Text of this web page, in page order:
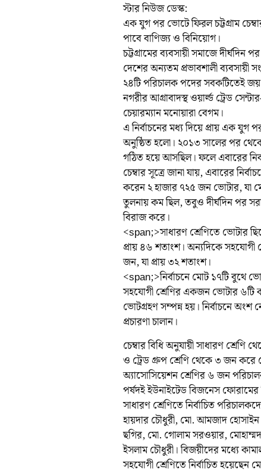
স্টার নিউজ ডেস্ক:
এক যুগ পর ভোটে ফিরল চট্টগ্রাম
পাবে বাণিজ্য ও বিনিয়োগ।
চট্টগ্রামের ব্যবসায়ী সমাজে দীর্ঘদিন
দেশের অন্যতম প্রভাবশালী ব্যবসায়ী
২৪টি পরিচালক পদের সবকটিতেই
নগরীর আগ্রাবাদস্থ ওয়ার্ল্ড ট্রেড
চেয়ারম্যান মনোয়ারা বেগম।
এ নির্বাচনের মধ্য দিয়ে প্রায় এক যুগ
অনুষ্ঠিত হলো। ২০১৩ সালের পর থেকে
গঠিত হয়ে আসছিল। ফলে এবারের
চেম্বার সূত্রে জানা যায়, এবারের
করেন ২ হাজার ৭২৫ জন ভোটার, যা
তুলনায় কম ছিল, তবুও দীর্ঘদিন পর
বিরাজ করে।
<span;>সাধারণ শ্রেণিতে ভোটার
প্রায় ৪৬ শতাংশ। অন্যদিকে
জন, যা প্রায় ৩২ শতাংশ।
<span;>নির্বাচনে মোট ১৭টি বুথে
সহযোগী শ্রেণির একজন ভোটার ৬টি
ভোটগ্রহণ সম্পন্ন হয়। নির্বাচনে অংশ
প্রচারণা চালান।
চেম্বার বিধি অনুযায়ী সাধারণ
ও ট্রেড গ্রুপ শ্রেণি থেকে ৩ জন করে
অ্যাসোসিয়েশন শ্রেণির ৬ জন পরিচালক
পর্ষদই ইউনাইটেড বিজনেস ফোরামের
সাধারণ শ্রেণিতে নির্বাচিত
হায়দার চৌধুরী, মো. আমজাদ
ছগির, মো. গোলাম সরওয়ার,
ইসলাম চৌধুরী। বিজয়ীদের মধ্যে
সহযোগী শ্রেণিতে নির্বাচিত